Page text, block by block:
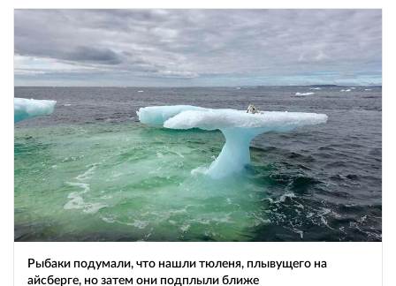
Рыбаки подумали, что нашли тюленя, плывущего на
айсберге, но затем они подплыли ближе